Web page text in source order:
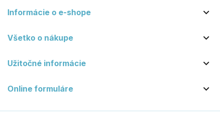
Informácie o e-shope 
Všetko o nákupe 
Užitočné informácie 
Online formuláre 